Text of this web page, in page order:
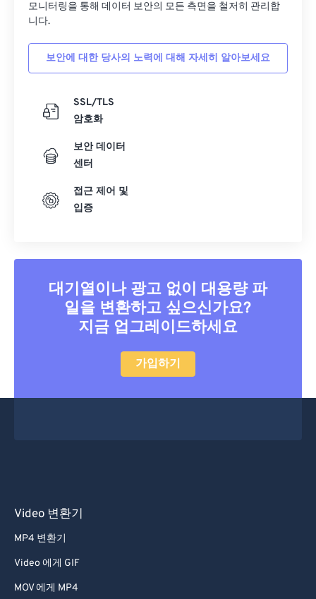
모니터링을 통해 데이터 보안의 모든 측면을 철저히 관리합
니다.
보안에 대한 당사의 노력에 대해 자세히 알아보세요
SSL/TLS
암호화
보안 데이터
센터
접근 제어 및
입증
대기열이나 광고 없이 대용량 파
일을 변환하고 싶으신가요?
지금 업그레이드하세요
가입하기
Video 변환기
MP4 변환기
Video 에게 GIF
MOV 에게 MP4